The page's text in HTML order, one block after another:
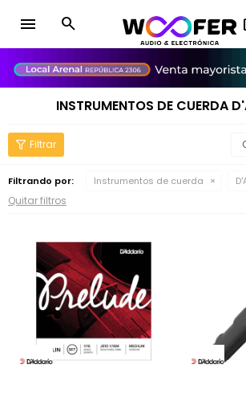
menu
INSTRUMENTOS DE CUERDA
Filtrando por: Instrumentos de cuerda
Quitar filtros
close